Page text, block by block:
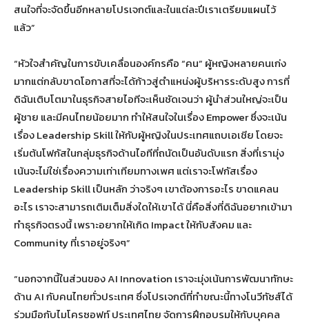
สนใจที่จะจัดขึ้นอีกหลายโปรเจกต์และในแต่ละปีเราเตรียมแผนไว้
แล้ว”
“หัวใจสำคัญในการขับเคลื่อนองค์กรคือ “คน” ผู้หญิงหลายคนเก่ง
มากแต่กลับขาดโอกาสที่จะได้ก้าวสู่ตำแหน่งผู้บริหารระดับสูง การที่
ดิฉันเติบโตมาในธุรกิจสายไอทีจะเห็นชัดเจนว่า ผู้นำส่วนใหญ่จะเป็น
ผู้ชาย และมีคนไทยน้อยมาก ทำให้สนใจในเรื่อง Empower ซึ่งจะเน้น
เรื่อง Leadership Skill ให้กับผู้หญิงในประเทศแถบเอเชีย โดยจะ
เริ่มต้นโฟกัสในกลุ่มธุรกิจด้านไอทีที่ถนัดเป็นอันดับแรก สิ่งที่เรามุ่ง
เน้นจะไม่ใช่เรื่องความเท่าเทียมทางเพศ แต่เราจะโฟกัสเรื่อง
Leadership Skill เป็นหลัก ว่าจริงๆ เขาต้องการอะไร ขาดแคลน
อะไร เราจะสามารถเติมเต็มสิ่งใดให้เขาได้ นี่คือสิ่งที่ดิฉันอยากเข้ามา
ทำธุรกิจตรงนี้ เพราะอยากให้เกิด Impact ให้กับสังคม และ
Community ที่เราอยู่จริงๆ”
“นอกจากนี้ในส่วนของ AI Innovation เราจะมุ่งเน้นการพัฒนาทักษะ
ด้าน AI กับคนไทยทั่วประเทศ ซึ่งโปรเจกต์ที่ทำขณะนี้ทางโนวีทัซส์ได้
ร่วมมือกับไมโครซอฟท์ ประเทศไทย จัดการฝึกอบรมให้กับบุคคล